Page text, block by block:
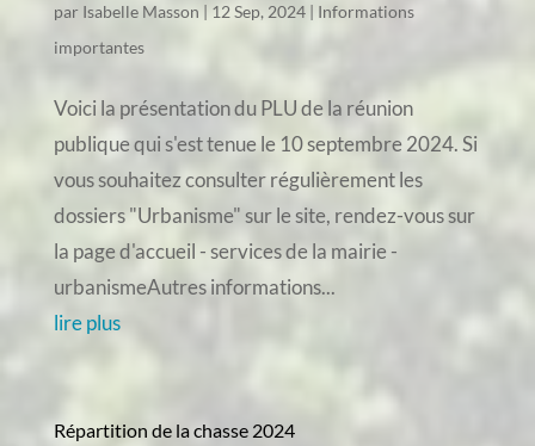
par Isabelle Masson | 12 Sep, 2024| Informations
importantes
Voici la présentation du PLU de la réunion
publique qui s'est tenue le 10 septembre 2024. Si
vous souhaitez consulter régulièrement les
dossiers "Urbanisme" sur le site, rendez-vous sur
la page d'accueil - services de la mairie -
urbanismeAutres informations...
lire plus
Répartition de la chasse 2024